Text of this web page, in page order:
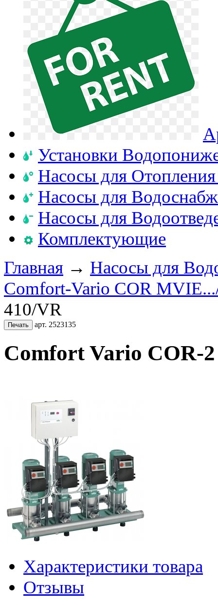
Установки
Насосы для
Насосы для
Насосы для
Комплектующие
Главная → Насосы для
Comfort-Vario COR
410/VR
арт. 2523135
Comfort Vario COR-
Характеристики товара
Отзывы